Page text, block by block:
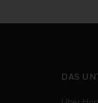
DAS